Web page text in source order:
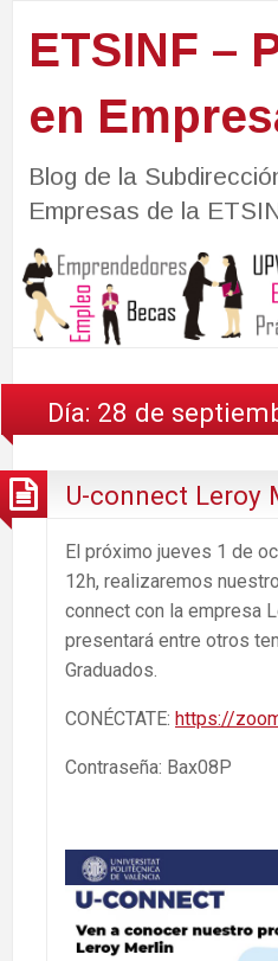
ETSINF –
en
Blog de la
Empresas de la
Día: 28 de
U-connect Leroy
El próximo jueves 1 de
12h, realizaremos
connect con la empresa
presentará entre otros
Graduados.
CONÉCTATE: https://
Contraseña: Bax08P